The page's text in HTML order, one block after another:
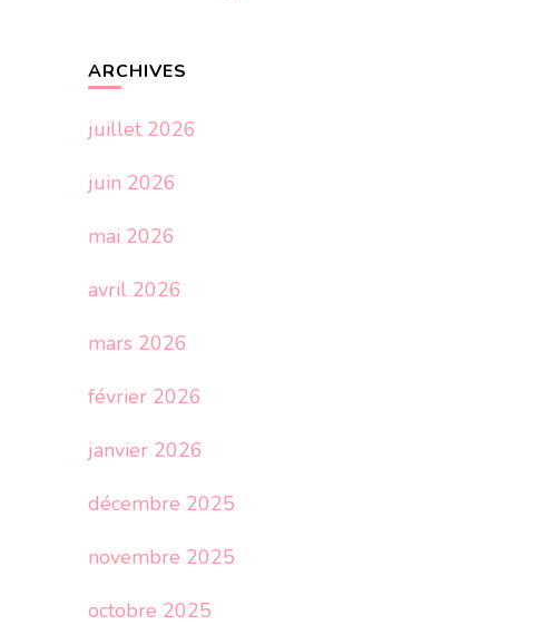
ARCHIVES
juillet 2026
juin 2026
mai 2026
avril 2026
mars 2026
février 2026
janvier 2026
décembre 2025
novembre 2025
octobre 2025